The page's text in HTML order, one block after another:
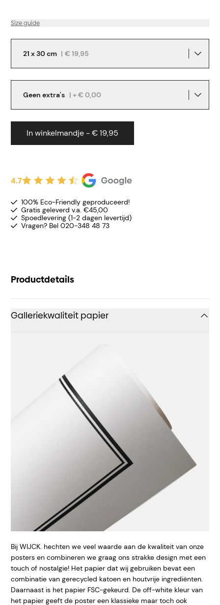
Size guide
21 x 30 cm | € 19,95
Geen extra's | + € 0,00
In winkelmandje - € 19,95
4.7
100% Eco-Friendly geproduceerd!
Gratis geleverd v.a. €45,00
Spoedlevering (1-2 dagen levertijd)
Vragen? Bel 020-348 48 73
Productdetails
Galleriekwaliteit papier
Bij WIJCK. hechten we veel waarde aan de kwaliteit van onze
posters en combineren we graag ons strakke design met een
touch of nostalgie! Het papier dat wij gebruiken bevat een
combinatie van gerecycled katoen en houtvrije ingrediënten.
Daarnaast is het papier FSC-gekeurd. De off-white kleur van
het papier geeft de poster een klassieke maar toch ook